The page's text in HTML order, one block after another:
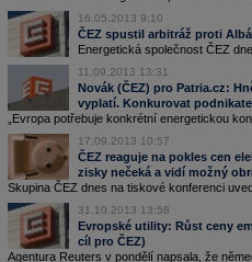
16.05.2013 9:10
ČEZ spustil arbitráž proti
Energetická společnost ČEZ
11.09.2013 13:31
Novák (ČEZ) pro Patria.cz:
vyplatí. Konkurovat
„Evropa potřebuje konkrétní energetickou
17.09.2013 10:57
ČEZ reaguje na pokles cen
zisky nečeká a vidí možný
Skupina ČEZ dnes na tiskové konferenci
31.10.2013 13:58
Evropské utility: Růst ceny
cíl pro ČEZ)
Agentura Reuters v pondělí napsala, že